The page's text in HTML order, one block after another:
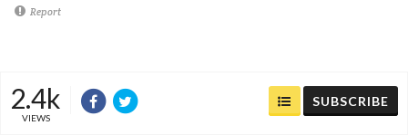
Report
2.4k
VIEWS
SUBSCRIBE